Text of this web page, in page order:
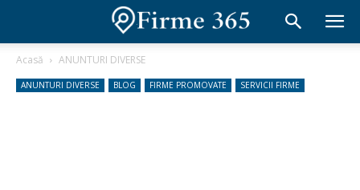
Acasă ANUNTURI DIVERSE
ANUNTURI DIVERSE BLOG FIRME PROMOVATE SERVICII FIRME